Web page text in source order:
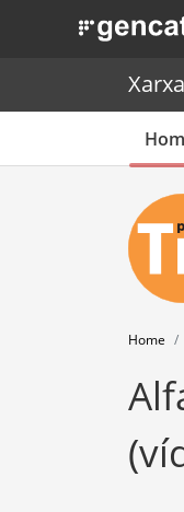
. Obre en una
Home